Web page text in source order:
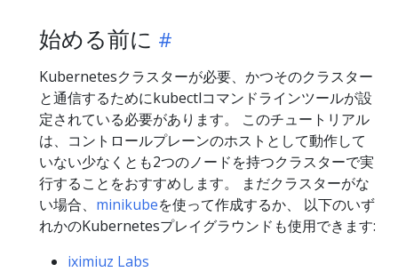
始める前に
Kubernetesクラスターが必要、かつそのクラスター
と通信するためにkubectlコマンドラインツールが設
定されている必要があります。 このチュートリアル
は、コントロールプレーンのホストとして動作して
いない少なくとも2つのノードを持つクラスターで実
行することをおすすめします。 まだクラスターがな
い場合、 minikubeを使って作成するか、 以下のいず
れかのKubernetesプレイグラウンドも使用できます:
iximiuz Labs